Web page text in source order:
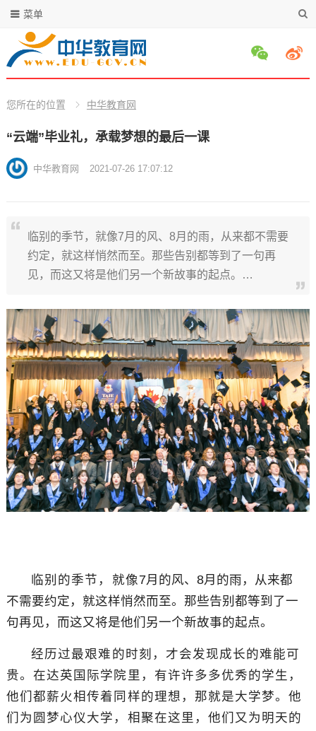
菜单
您所在的位置 中华教育网
“云端”毕业礼，承载梦想的最后一课
中华教育网 2021-07-26 17:07:12
临别的季节，就像7月的风、8月的雨，从来都不需要
约定，就这样悄然而至。那些告别都等到了一句再
见，而这又将是他们另一个新故事的起点。…
临别的季节，就像7月的风、 8月的雨，从来都
不需要约定，就这样悄然而至。那些告别都等到了一
句再见，而这又将是他们另一个新故事的起点。
经历过最艰难的时刻，才会发现成长的难能可
贵。在达英国际学院里，有许许多多优秀的学生，
他们都薪火相传着同样的理想，那就是大学梦。他
们为圆梦心仪大学，相聚在这里，他们又为明天的